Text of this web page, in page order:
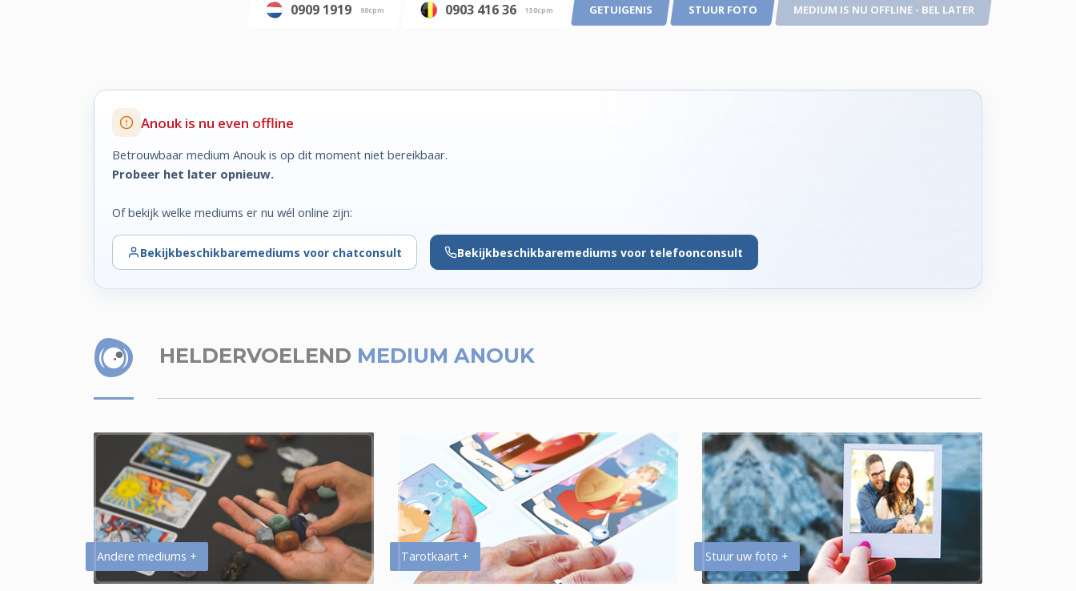
0909 1919 90cpm 0903 416 36 150cpm GETUIGENIS STUUR FOTO MEDIUM IS NU OFFLINE - BEL LATER
Anouk is nu even offline
Betrouwbaar medium Anouk is op dit moment niet bereikbaar.
Probeer het later opnieuw.
Of bekijk welke mediums er nu wél online zijn:
Bekijkbeschikbaremediums voor chatconsult Bekijkbeschikbaremediums voor telefoonconsult
HELDERVOELEND MEDIUM ANOUK
Andere mediums + Tarotkaart + Stuur uw foto +